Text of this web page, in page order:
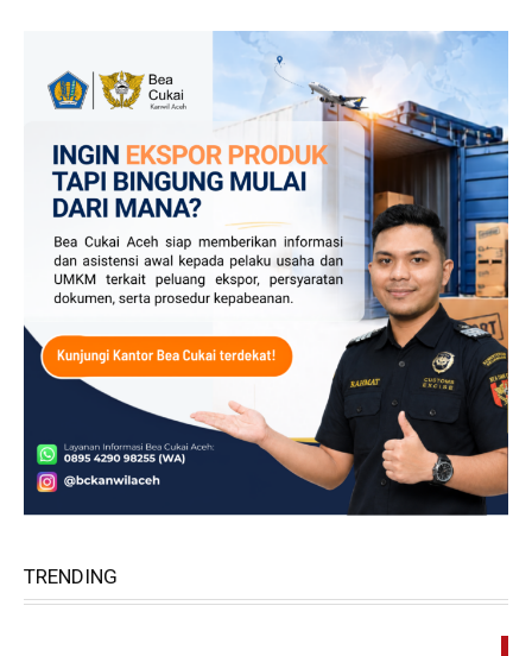
TRENDING